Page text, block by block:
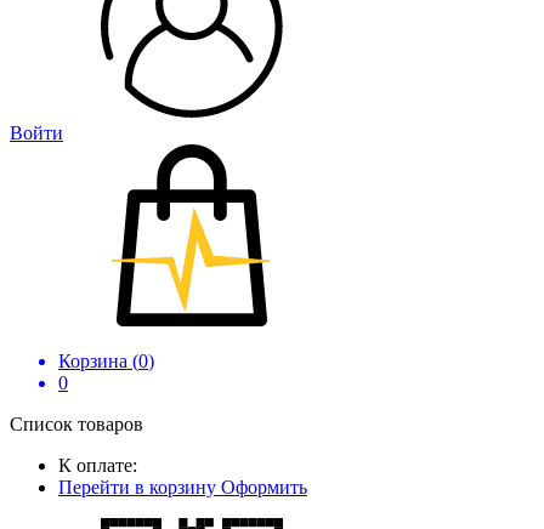
Войти
Корзина (0)
0
Список товаров
К оплате:
Перейти в корзину Оформить